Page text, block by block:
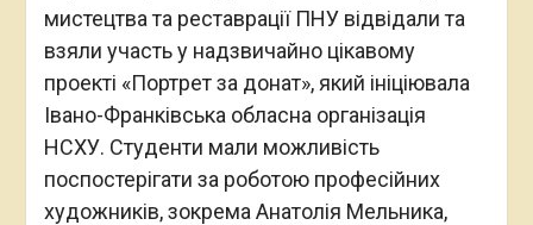
мистецтва та реставрації ПНУ відвідали та
взяли участь у надзвичайно цікавому
проекті «Портрет за донат», який ініціювала
Івано-Франківська обласна організація
НСХУ. Студенти мали можливість
поспостерігати за роботою професійних
художників, зокрема Анатолія Мельника,